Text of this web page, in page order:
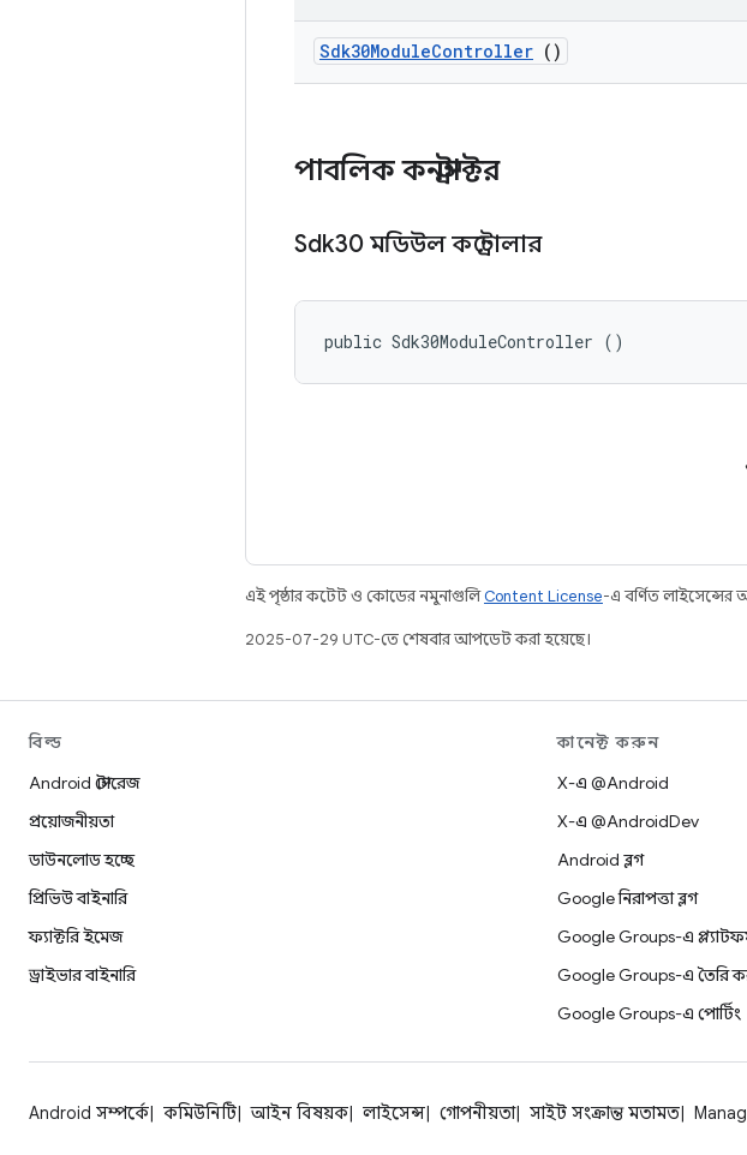
Sdk30ModuleController ()
পাবলিক কনস্ট্রাক্টর
Sdk30 মডিউল কন্ট্রোলার
public Sdk30ModuleController ()
এই পৃষ্ঠার কন্টেন্ট ও কোডের নমুনাগুলিContent License-এ বর্ণিত লাইসেন্সের
2025-07-29 UTC-তে শেষবার আপডেট করা হয়েছে।
বিল্ড
Android স্টোরেজ
প্রয়োজনীয়তা
ডাউনলোড হচ্ছে
প্রিভিউ বাইনারি
ফ্যাক্টরি ইমেজ
ড্রাইভার বাইনারি
কানেক্ট করুন
X-এ @Android
X-এ @AndroidDev
Android ব্লগ
Google নিরাপত্তা ব্লগ
Google Groups-এ
Google Groups-এ তৈরি
Google Groups-এ পোর্টিং
Android সম্পর্কে কমিউনিটি আইন বিষয়ক লাইসেন্স গোপনীয়তা সাইট সংক্রান্ত মতামত